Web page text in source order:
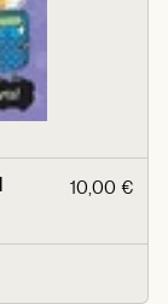
10,00 €